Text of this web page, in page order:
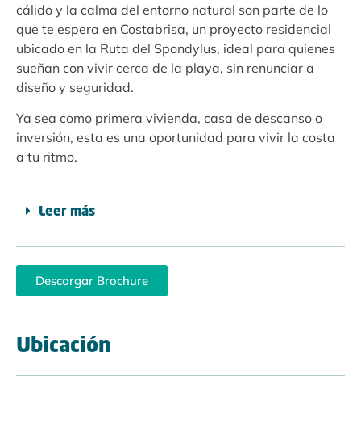
cálido y la calma del entorno natural son parte de lo
que te espera en Costabrisa, un proyecto residencial
ubicado en la Ruta del Spondylus, ideal para quienes
sueñan con vivir cerca de la playa, sin renunciar a
diseño y seguridad.
Ya sea como primera vivienda, casa de descanso o
inversión, esta es una oportunidad para vivir la costa
a tu ritmo.
Leer más
Descargar Brochure
Ubicación